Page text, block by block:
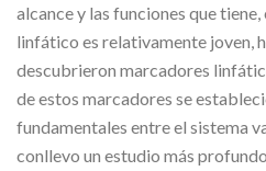
alcance y las funciones que
linfático es relativamente joven,
descubrieron marcadores
de estos marcadores se
fundamentales entre el sistema
conllevo un estudio más